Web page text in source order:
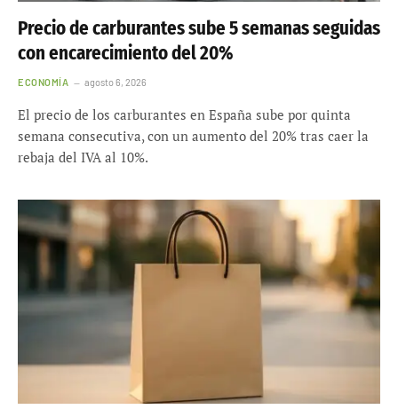
Precio de carburantes sube 5 semanas seguidas
con encarecimiento del 20%
ECONOMÍA agosto 6, 2026
El precio de los carburantes en España sube por quinta
semana consecutiva, con un aumento del 20% tras caer la
rebaja del IVA al 10%.